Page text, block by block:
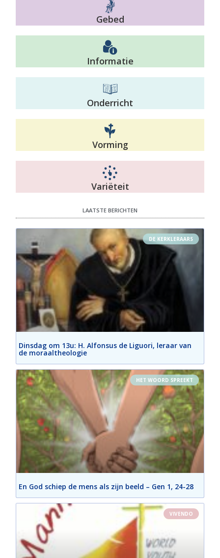
Gebed
Informatie
Onderricht
Vorming
Variëteit
LAATSTE BERICHTEN
DE KERKLERAARS
Dinsdag om 13u: H. Alfonsus de Liguori, leraar van
de moraaltheologie
HET WOORD SPREEKT
En God schiep de mens als zijn beeld – Gen 1, 24-28
VIVENDO